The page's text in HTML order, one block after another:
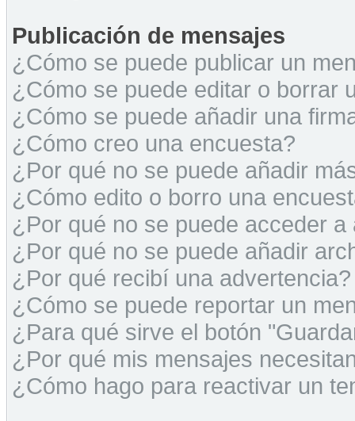
Publicación de mensajes
¿Cómo se puede publicar un
¿Cómo se puede editar o borrar
¿Cómo se puede añadir una
¿Cómo creo una encuesta?
¿Por qué no se puede añadir
¿Cómo edito o borro una
¿Por qué no se puede acceder a
¿Por qué no se puede añadir
¿Por qué recibí una advertencia?
¿Cómo se puede reportar un
¿Para qué sirve el botón
¿Por qué mis mensajes
¿Cómo hago para reactivar un